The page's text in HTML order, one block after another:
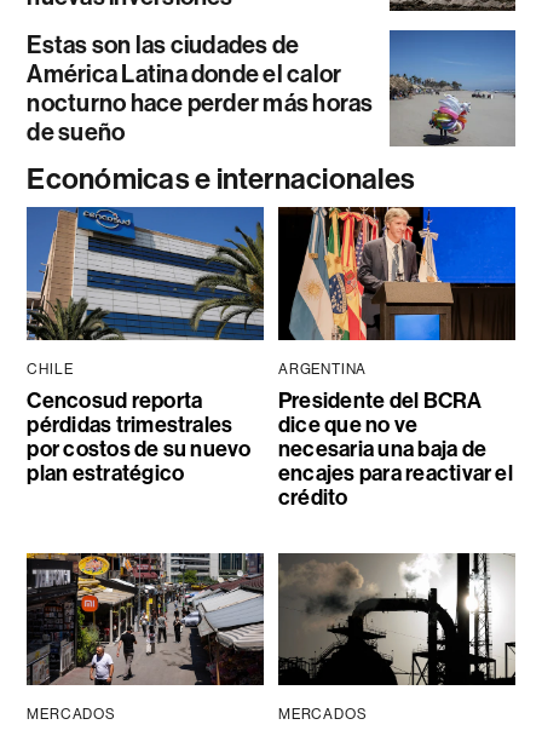
Estas son las ciudades de
América Latina donde el calor
nocturno hace perder más horas
de sueño
Económicas e internacionales
CHILE
Cencosud reporta
pérdidas trimestrales
por costos de su nuevo
plan estratégico
ARGENTINA
Presidente del BCRA
dice que no ve
necesaria una baja de
encajes para reactivar el
crédito
MERCADOS MERCADOS